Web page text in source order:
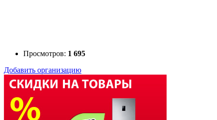
Просмотров: 1 695
Добавить организацию